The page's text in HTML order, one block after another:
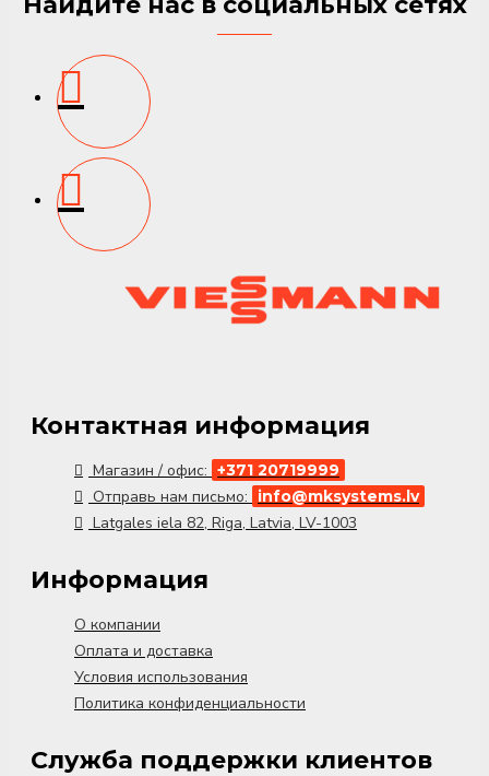
Контактная информация
Магазин / офис: +371 20719999
Отправь нам письмо: info@mksystems.lv
Latgales iela 82, Riga, Latvia, LV-1003
Информация
О компании
Оплата и доставка
Условия использования
Политика конфиденциальности
Служба поддержки клиентов